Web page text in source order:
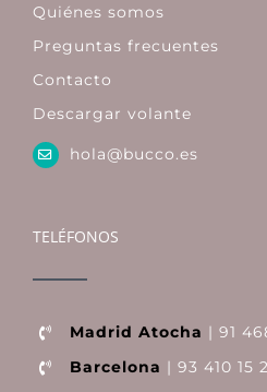
Quiénes somos
Preguntas frecuentes
Contacto
Descargar volante
hola@bucco.es
TELÉFONOS
Madrid Atocha | 91
Barcelona | 93 410 15